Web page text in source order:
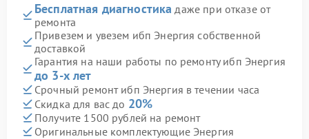
Бесплатная диагностика даже при отказе от
ремонта
Привезем и увезем ибп Энергия собственной
доставкой
Гарантия на наши работы по ремонту ибп Энергия
до 3-х лет
Срочный ремонт ибп Энергия в течении часа
Скидка для вас до 20%
Получите 1500 рублей на ремонт
Оригинальные комплектующие Энергия